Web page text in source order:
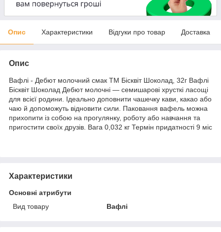
Опис Характеристики Відгуки про товар Доставка
Опис
Вафлі - Дебют молочний смак ТМ Бісквіт Шоколад, 32г Вафлі
Бісквіт Шоколад Дебют молочні — семишарові хрусткі ласощі
для всієї родини. Ідеально доповнити чашечку кави, какао або
чаю й допоможуть відновити сили. Паковання вафель можна
прихопити із собою на прогулянку, роботу або навчання та
пригостити своїх друзів. Вага 0,032 кг Термін придатності 9 міс
Характеристики
Основні атрибути
Вид товару
Вафлі